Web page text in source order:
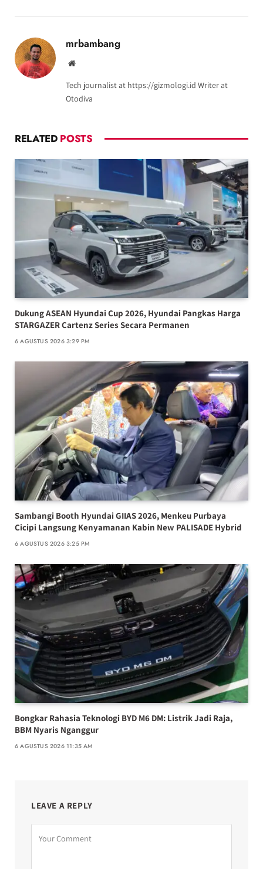
mrbambang
Website
Tech journalist at https://gizmologi.id Writer at
Otodiva
RELATED POSTS
Dukung ASEAN Hyundai Cup 2026, Hyundai Pangkas Harga
STARGAZER Cartenz Series Secara Permanen
6 AGUSTUS 2026 3:29 PM
Sambangi Booth Hyundai GIIAS 2026, Menkeu Purbaya
Cicipi Langsung Kenyamanan Kabin New PALISADE Hybrid
6 AGUSTUS 2026 3:25 PM
Bongkar Rahasia Teknologi BYD M6 DM: Listrik Jadi Raja,
BBM Nyaris Nganggur
6 AGUSTUS 2026 11:35 AM
LEAVE A REPLY